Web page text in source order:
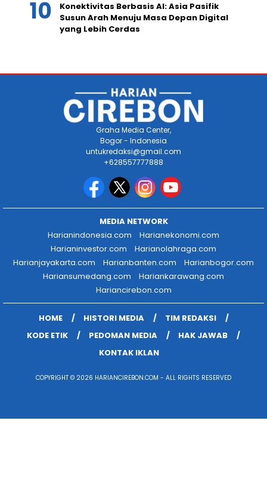
Konektivitas Berbasis AI: Asia Pasifik
Susun Arah Menuju Masa Depan Digital
yang Lebih Cerdas
Graha Media Center,
Bogor - Indonesia
untukredaksi@gmail.com
+628557777888
MEDIA NETWORK
Harianindonesia.com
Harianekonomi.com
Harianinvestor.com
Harianolahraga.com
Harianjayakarta.com
Harianbanten.com
Harianbogor.com
Hariansumedang.com
Hariankarawang.com
Hariancirebon.com
HOME HISTORI MEDIA
TIM REDAKSI
KODE ETIK
PEDOMAN MEDIA
HAK JAWAB
KONTAK IKLAN
COPYRIGHT © 2026 HARIANCIREBON.COM - ALL RIGHTS RESERVED